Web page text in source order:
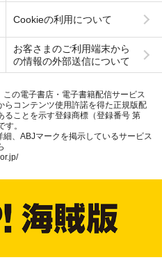
Cookieの利用について
お客さまのご利用端末から
の情報の外部送信について
この電子書店・電子書籍配信サービス
らコンテンツ使用許諾を得た正規版配
ることを示す登録商標（登録番号 第
す。
細、ABJマークを掲示しているサービス